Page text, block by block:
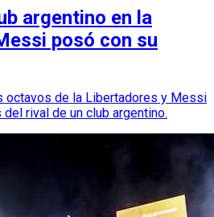
argentino en la
posó con su
octavos de la Libertadores y Messi
rival de un club argentino.